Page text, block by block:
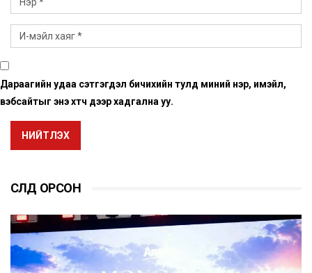
Дараагийн удаа сэтгэгдэл бичихийн тулд миний нэр, имэйл,
вэбсайтыг энэ хөтөч дээр хадгална уу.
НИЙТЛЭХ
СҮҮЛД ОРСОН